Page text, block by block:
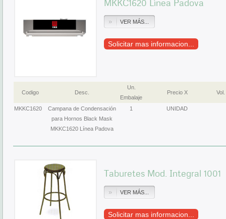
MKKC1620 Línea Padova
VER MÁS...
Solicitar mas informacion...
Codigo Desc.
Un.
Embalaje
Precio X Vol.
MKKC1620
Campana de Condensación
para Hornos Black Mask
MKKC1620 Línea Padova
1 UNIDAD
Taburetes Mod. Integral 1001
VER MÁS...
Solicitar mas informacion...